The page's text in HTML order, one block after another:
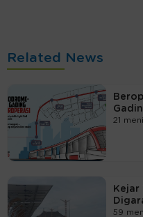
Related News
21
Kejar
59